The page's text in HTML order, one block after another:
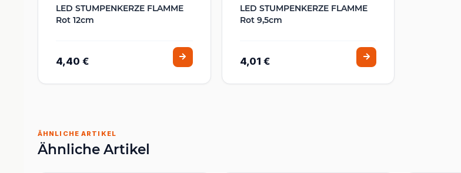
LED STUMPENKERZE FLAMME
Rot 12cm
4,40 €
LED STUMPENKERZE FLAMME
Rot 9,5cm
4,01 €
ÄHNLICHE ARTIKEL
Ähnliche Artikel